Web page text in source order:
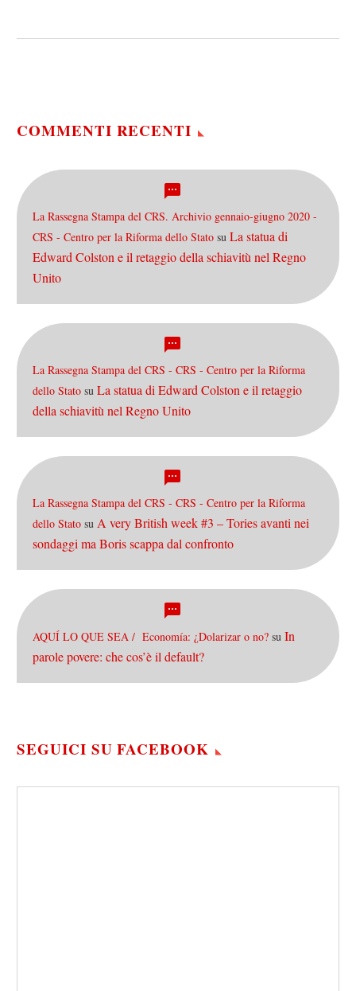
COMMENTI RECENTI
La Rassegna Stampa del CRS. Archivio gennaio-giugno 2020 -
CRS - Centro per la Riforma dello Stato su La statua di
Edward Colston e il retaggio della schiavitù nel Regno
Unito
La Rassegna Stampa del CRS - CRS - Centro per la Riforma
dello Stato su La statua di Edward Colston e il retaggio
della schiavitù nel Regno Unito
La Rassegna Stampa del CRS - CRS - Centro per la Riforma
dello Stato su A very British week #3 – Tories avanti nei
sondaggi ma Boris scappa dal confronto
AQUÍ LO QUE SEA / Economía: ¿Dolarizar o no? su In
parole povere: che cos’è il default?
SEGUICI SU FACEBOOK